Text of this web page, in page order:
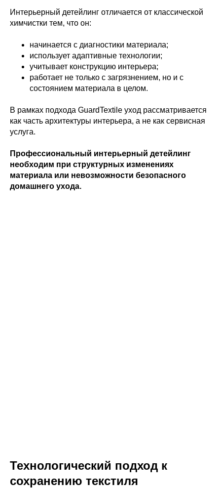
Интерьерный детейлинг отличается от классической
химчистки тем, что он:
начинается с диагностики материала;
использует адаптивные технологии;
учитывает конструкцию интерьера;
работает не только с загрязнением, но и с
состоянием материала в целом.
В рамках подхода GuardTextile уход рассматривается
как часть архитектуры интерьера, а не как сервисная
услуга.
Профессиональный интерьерный детейлинг
необходим при структурных изменениях
материала или невозможности безопасного
домашнего ухода.
Технологический подход к
сохранению текстиля